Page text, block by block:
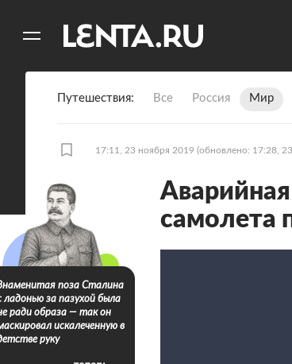
Путешествия Все Россия Мир
17:11, 23 ноября 2019 (обновлено: 17:28,
самолета
поза Сталина
ладонью за пазухой была
ради образа — так он
искалеченную в
руку